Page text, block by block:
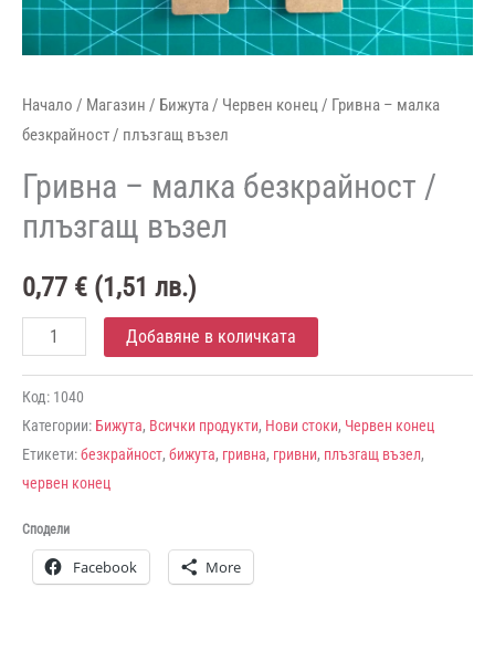
Начало / Магазин / Бижута/ Червен конец/ Гривна – малка
безкрайност / плъзгащ възел
Гривна – малка безкрайност /
плъзгащ възел
0,77 € (1,51 лв.)
количество
Гривна
–
малка
безкрайност
/
плъзгащ
възел
Добавяне в количката
Код: 1040
Категории: Бижута, Всички продукти, Нови стоки, Червен конец
Етикети:безкрайност, бижута, гривна, гривни, плъзгащ възел,
червен конец
Сподели
Facebook More